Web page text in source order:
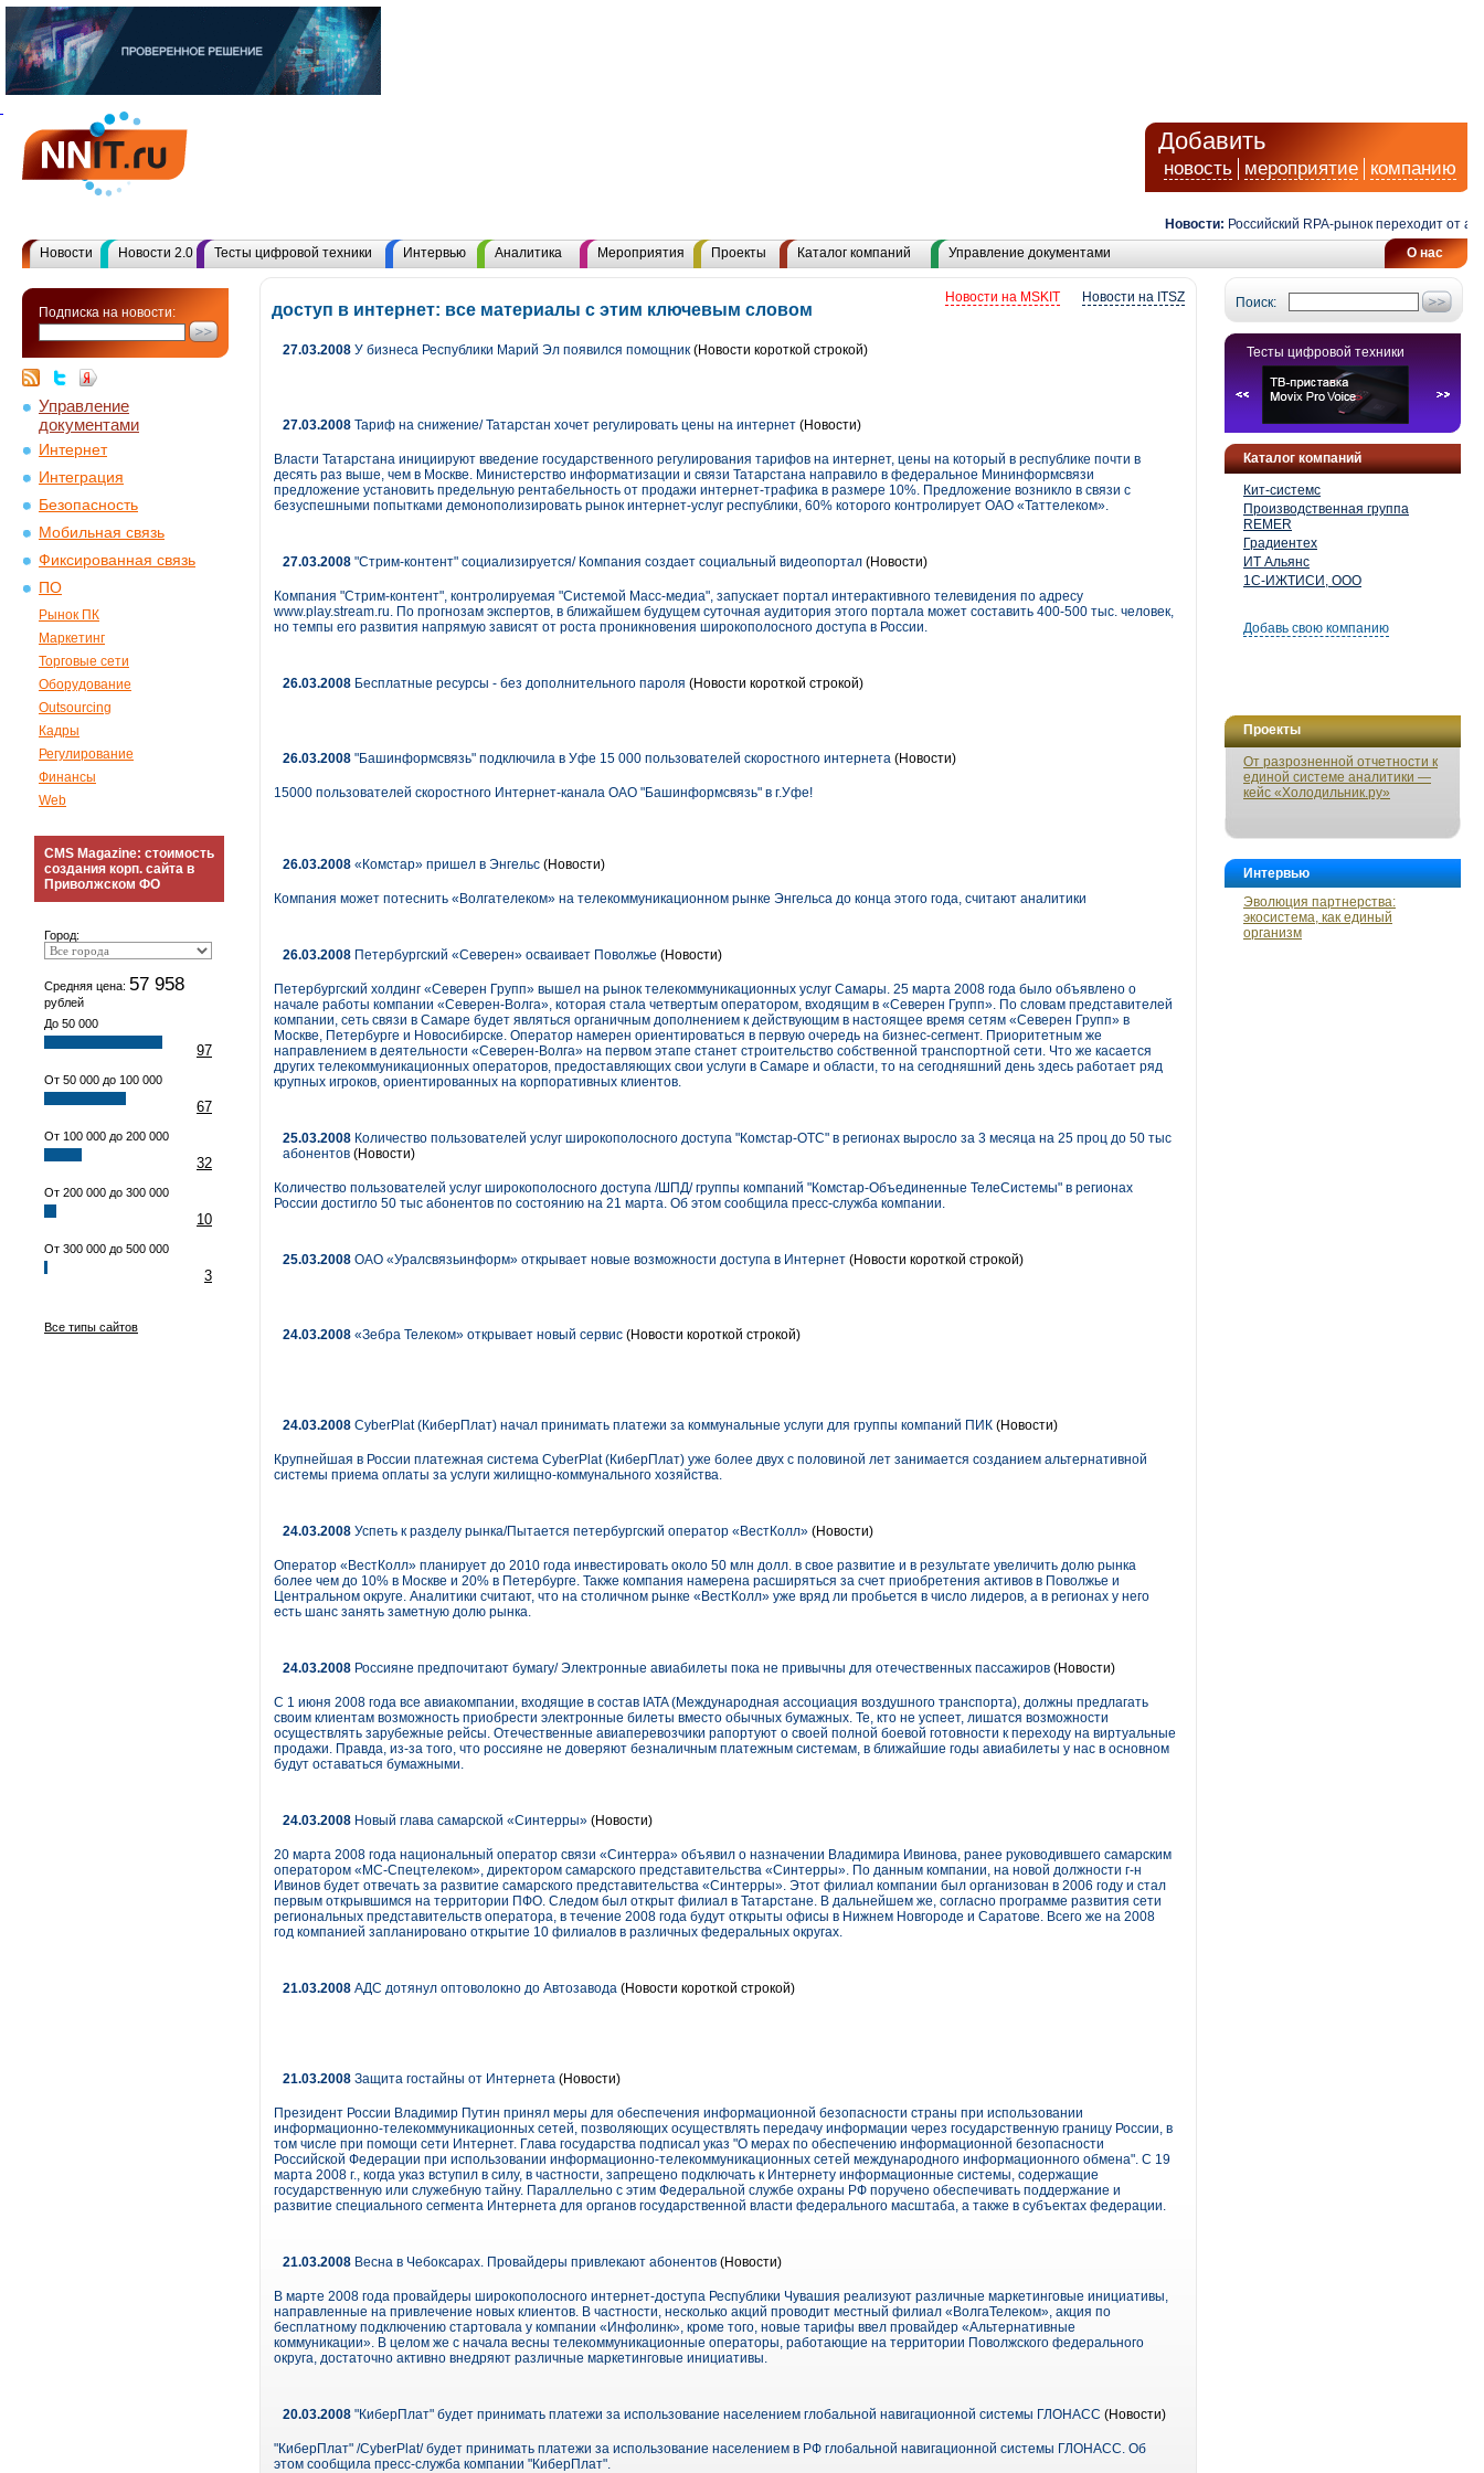
Добавить
новость мероприятие компанию
Новости: Российский RPA-рынок переходит от
О нас
Новости Новости 2.0 Тесты цифровой техники Интервью Аналитика Мероприятия Проекты Каталог компаний Управление документами
Подписка на новости:
Управление
документами
Интернет
Интеграция
Безопасность
Мобильная связь
Фиксированная связь
ПО
Рынок ПК
Маркетинг
Торговые сети
Оборудование
Outsourcing
Кадры
Регулирование
Финансы
Web
CMS Magazine: стоимость
создания корп. сайта в
Приволжском ФО
Город:
Средняя цена: 57 958
рублей
До 50 000
97
От 50 000 до 100 000
67
От 100 000 до 200 000
32
От 200 000 до 300 000
10
От 300 000 до 500 000
3
Все типы сайтов
Поиск:
Тесты цифровой техники
Каталог компаний
Кит-системс
Производственная группа
REMER
Градиентех
ИТ Альянс
1С-ИЖТИСИ, ООО
Добавь свою компанию
Проекты
От разрозненной отчетности к
единой системе аналитики —
кейс «Холодильник.ру»
Интервью
Эволюция партнерства:
экосистема, как единый
организм
Новости на ITSZ
Новости на MSKIT
доступ в интернет: все материалы с этим ключевым словом
27.03.2008 У бизнеса Республики Марий Эл появился помощник (Новости короткой строкой)
27.03.2008 Тариф на снижение/ Татарстан хочет регулировать цены на интернет (Новости)
Власти Татарстана инициируют введение государственного регулирования тарифов на интернет, цены на который в республике почти в
десять раз выше, чем в Москве. Министерство информатизации и связи Татарстана направило в федеральное Мининформсвязи
предложение установить предельную рентабельность от продажи интернет-трафика в размере 10%. Предложение возникло в связи с
безуспешными попытками демонополизировать рынок интернет-услуг республики, 60% которого контролирует ОАО «Таттелеком».
27.03.2008 "Стрим-контент" социализируется/ Компания создает социальный видеопортал (Новости)
Компания "Стрим-контент", контролируемая "Системой Масс-медиа", запускает портал интерактивного телевидения по адресу
www.play.stream.ru. По прогнозам экспертов, в ближайшем будущем суточная аудитория этого портала может составить 400-500 тыс. человек,
но темпы его развития напрямую зависят от роста проникновения широкополосного доступа в России.
26.03.2008 Бесплатные ресурсы - без дополнительного пароля (Новости короткой строкой)
26.03.2008 "Башинформсвязь" подключила в Уфе 15 000 пользователей скоростного интернета (Новости)
15000 пользователей скоростного Интернет-канала ОАО "Башинформсвязь" в г.Уфе!
26.03.2008 «Комстар» пришел в Энгельс (Новости)
Компания может потеснить «Волгателеком» на телекоммуникационном рынке Энгельса до конца этого года, считают аналитики
26.03.2008 Петербургский «Северен» осваивает Поволжье (Новости)
Петербургский холдинг «Северен Групп» вышел на рынок телекоммуникационных услуг Самары. 25 марта 2008 года было объявлено о
начале работы компании «Северен-Волга», которая стала четвертым оператором, входящим в «Северен Групп». По словам представителей
компании, сеть связи в Самаре будет являться органичным дополнением к действующим в настоящее время сетям «Северен Групп» в
Москве, Петербурге и Новосибирске. Оператор намерен ориентироваться в первую очередь на бизнес-сегмент. Приоритетным же
направлением в деятельности «Северен-Волга» на первом этапе станет строительство собственной транспортной сети. Что же касается
других телекоммуникационных операторов, предоставляющих свои услуги в Самаре и области, то на сегодняшний день здесь работает ряд
крупных игроков, ориентированных на корпоративных клиентов.
25.03.2008 Количество пользователей услуг широкополосного доступа "Комстар-ОТС" в регионах выросло за 3 месяца на 25 проц до 50 тыс
абонентов (Новости)
Количество пользователей услуг широкополосного доступа /ШПД/ группы компаний "Комстар-Объединенные ТелеСистемы" в регионах
России достигло 50 тыс абонентов по состоянию на 21 марта. Об этом сообщила пресс-служба компании.
25.03.2008 ОАО «Уралсвязьинформ» открывает новые возможности доступа в Интернет (Новости короткой строкой)
24.03.2008 «Зебра Телеком» открывает новый сервис (Новости короткой строкой)
24.03.2008 CyberPlat (КиберПлат) начал принимать платежи за коммунальные услуги для группы компаний ПИК (Новости)
Крупнейшая в России платежная система CyberPlat (КиберПлат) уже более двух с половиной лет занимается созданием альтернативной
системы приема оплаты за услуги жилищно-коммунального хозяйства.
24.03.2008 Успеть к разделу рынка/Пытается петербургский оператор «ВестКолл» (Новости)
Оператор «ВестКолл» планирует до 2010 года инвестировать около 50 млн долл. в свое развитие и в результате увеличить долю рынка
более чем до 10% в Москве и 20% в Петербурге. Также компания намерена расширяться за счет приобретения активов в Поволжье и
Центральном округе. Аналитики считают, что на столичном рынке «ВестКолл» уже вряд ли пробьется в число лидеров, а в регионах у него
есть шанс занять заметную долю рынка.
24.03.2008 Россияне предпочитают бумагу/ Электронные авиабилеты пока не привычны для отечественных пассажиров (Новости)
С 1 июня 2008 года все авиакомпании, входящие в состав IATA (Международная ассоциация воздушного транспорта), должны предлагать
своим клиентам возможность приобрести электронные билеты вместо обычных бумажных. Те, кто не успеет, лишатся возможности
осуществлять зарубежные рейсы. Отечественные авиаперевозчики рапортуют о своей полной боевой готовности к переходу на виртуальные
продажи. Правда, из-за того, что россияне не доверяют безналичным платежным системам, в ближайшие годы авиабилеты у нас в основном
будут оставаться бумажными.
24.03.2008 Новый глава самарской «Синтерры» (Новости)
20 марта 2008 года национальный оператор связи «Синтерра» объявил о назначении Владимира Ивинова, ранее руководившего самарским
оператором «МС-Спецтелеком», директором самарского представительства «Синтерры». По данным компании, на новой должности г-н
Ивинов будет отвечать за развитие самарского представительства «Синтерры». Этот филиал компании был организован в 2006 году и стал
первым открывшимся на территории ПФО. Следом был открыт филиал в Татарстане. В дальнейшем же, согласно программе развития сети
региональных представительств оператора, в течение 2008 года будут открыты офисы в Нижнем Новгороде и Саратове. Всего же на 2008
год компанией запланировано открытие 10 филиалов в различных федеральных округах.
21.03.2008 АДС дотянул оптоволокно до Автозавода (Новости короткой строкой)
21.03.2008 Защита гостайны от Интернета (Новости)
Президент России Владимир Путин принял меры для обеспечения информационной безопасности страны при использовании
информационно-телекоммуникационных сетей, позволяющих осуществлять передачу информации через государственную границу России, в
том числе при помощи сети Интернет. Глава государства подписал указ "О мерах по обеспечению информационной безопасности
Российской Федерации при использовании информационно-телекоммуникационных сетей международного информационного обмена". С 19
марта 2008 г., когда указ вступил в силу, в частности, запрещено подключать к Интернету информационные системы, содержащие
государственную или служебную тайну. Параллельно с этим Федеральной службе охраны РФ поручено обеспечивать поддержание и
развитие специального сегмента Интернета для органов государственной власти федерального масштаба, а также в субъектах федерации.
21.03.2008 Весна в Чебоксарах. Провайдеры привлекают абонентов (Новости)
В марте 2008 года провайдеры широкополосного интернет-доступа Республики Чувашия реализуют различные маркетинговые инициативы,
направленные на привлечение новых клиентов. В частности, несколько акций проводит местный филиал «ВолгаТелеком», акция по
бесплатному подключению стартовала у компании «Инфолинк», кроме того, новые тарифы ввел провайдер «Альтернативные
коммуникации». В целом же с начала весны телекоммуникационные операторы, работающие на территории Поволжского федерального
округа, достаточно активно внедряют различные маркетинговые инициативы.
20.03.2008 "КиберПлат" будет принимать платежи за использование населением глобальной навигационной системы ГЛОНАСС (Новости)
"КиберПлат" /CyberPlat/ будет принимать платежи за использование населением в РФ глобальной навигационной системы ГЛОНАСС. Об
этом сообщила пресс-служба компании "КиберПлат".